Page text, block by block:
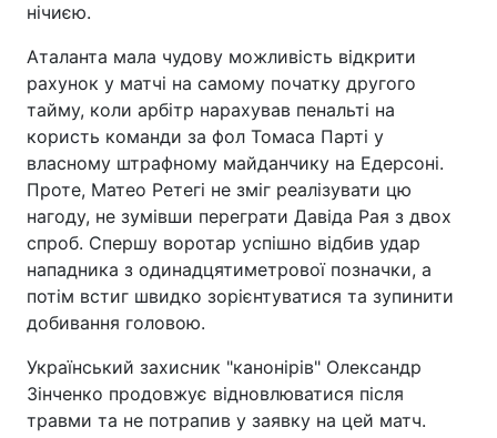
нічиєю.
Аталанта мала чудову можливість відкрити
рахунок у матчі на самому початку другого
тайму, коли арбітр нарахував пенальті на
користь команди за фол Томаса Парті у
власному штрафному майданчику на Едерсоні.
Проте, Матео Ретегі не зміг реалізувати цю
нагоду, не зумівши переграти Давіда Рая з двох
спроб. Спершу воротар успішно відбив удар
нападника з одинадцятиметрової позначки, а
потім встиг швидко зорієнтуватися та зупинити
добивання головою.
Український захисник "канонірів" Олександр
Зінченко продовжує відновлюватися після
травми та не потрапив у заявку на цей матч.